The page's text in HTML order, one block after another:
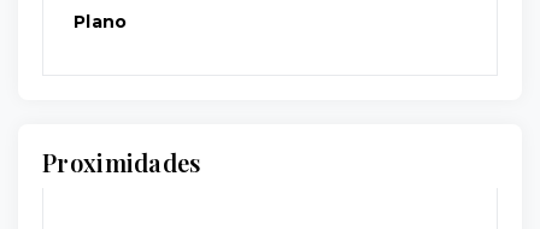
Plano
Proximidades